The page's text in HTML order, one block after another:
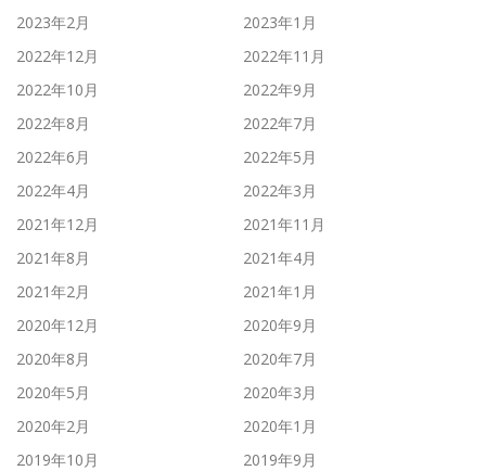
2023年2月
2023年1月
2022年12月
2022年11月
2022年10月
2022年9月
2022年8月
2022年7月
2022年6月
2022年5月
2022年4月
2022年3月
2021年12月
2021年11月
2021年8月
2021年4月
2021年2月
2021年1月
2020年12月
2020年9月
2020年8月
2020年7月
2020年5月
2020年3月
2020年2月
2020年1月
2019年10月
2019年9月